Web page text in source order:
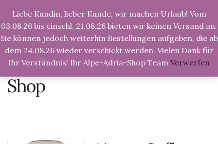
Liebe Kundin, lieber Kunde, wir machen Urlaub! Vom
03.08.26 bis einschl. 21.08.26 bieten wir keinen Versand an.
Sie können jedoch weiterhin Bestellungen aufgeben, die ab
dem 24.08.26 wieder verschickt werden. Vielen Dank für
Ihr Verständnis! Ihr Alpe-Adria-Shop Team Verwerfen
Alpe-Adria-Shop.de >Produkte >Ajvar – Sofko
Shop